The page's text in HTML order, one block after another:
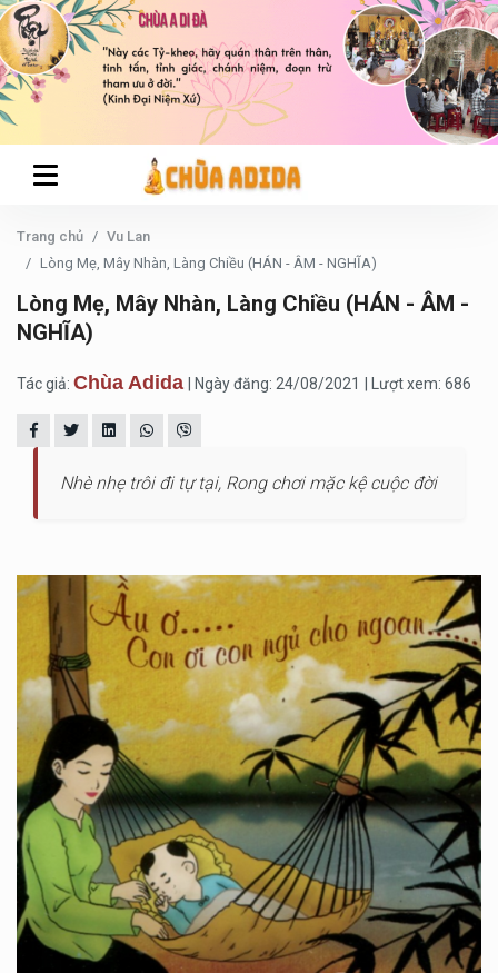
Trang chủ
Vu Lan
Lòng Mẹ, Mây Nhàn, Làng Chiều (HÁN - ÂM - NGHĨA)
Lòng Mẹ, Mây Nhàn, Làng Chiều (HÁN - ÂM -
NGHĨA)
Tác giả: Chùa Adida | Ngày đăng: 24/08/2021 | Lượt xem: 686
Nhè nhẹ trôi đi tự tại, Rong chơi mặc kệ cuộc đời